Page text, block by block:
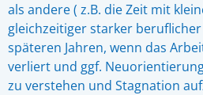
als andere ( z.B. die Zeit mit
gleichzeitiger starker
späteren Jahren, wenn das
verliert und ggf.
zu verstehen und Stagnation